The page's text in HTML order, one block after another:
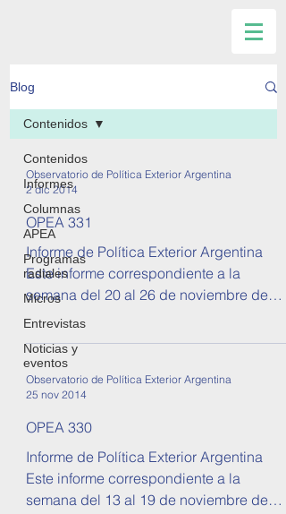
Blog
Contenidos
Informes
Columnas
APEA
Programas
radiales
Micros
Entrevistas
Noticias y
eventos
Contenidos
Observatorio de Política Exterior Argentina
2 dic 2014
OPEA 331
Informe de Política Exterior Argentina
Este informe correspondiente a la
semana del 20 al 26 de noviembre de
2014. Se tratan temas sobre...
Observatorio de Política Exterior Argentina
25 nov 2014
OPEA 330
Informe de Política Exterior Argentina
Este informe correspondiente a la
semana del 13 al 19 de noviembre de